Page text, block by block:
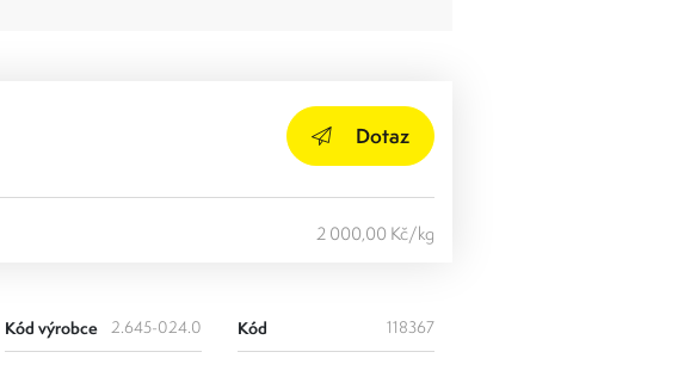
Dotaz
2 000,00 Kč/kg
Kód výrobce 2.645-024.0 Kód 118367